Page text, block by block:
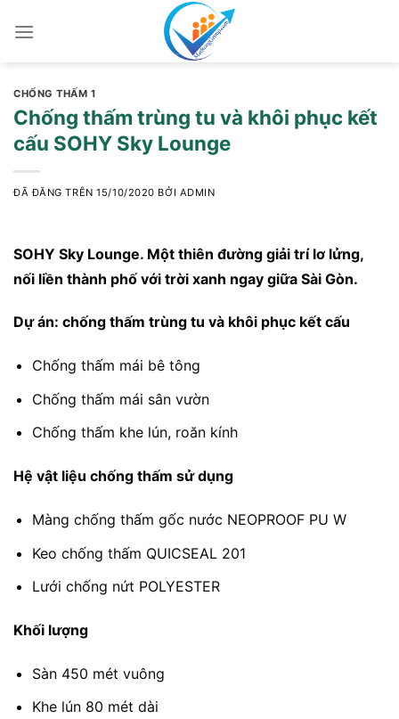
đến
dung
CHỐNG THẤM 1
Chống thấm trùng tu và khôi phục kết
cấu SOHY Sky Lounge
ĐÃ ĐĂNG TRÊN15/10/2020 BỞI ADMIN
SOHY Sky Lounge. Một thiên đường giải trí lơ lửng,
nối liền thành phố với trời xanh ngay giữa Sài Gòn.
Dự án: chống thấm trùng tu và khôi phục kết cấu
Chống thấm mái bê tông
Chống thấm mái sân vườn
Chống thấm khe lún, roăn kính
Hệ vật liệu chống thấm sử dụng
Màng chống thấm gốc nước NEOPROOF PU W
Keo chống thấm QUICSEAL 201
Lưới chống nứt POLYESTER
Khối lượng
Sàn 450 mét vuông
Khe lún 80 mét dài